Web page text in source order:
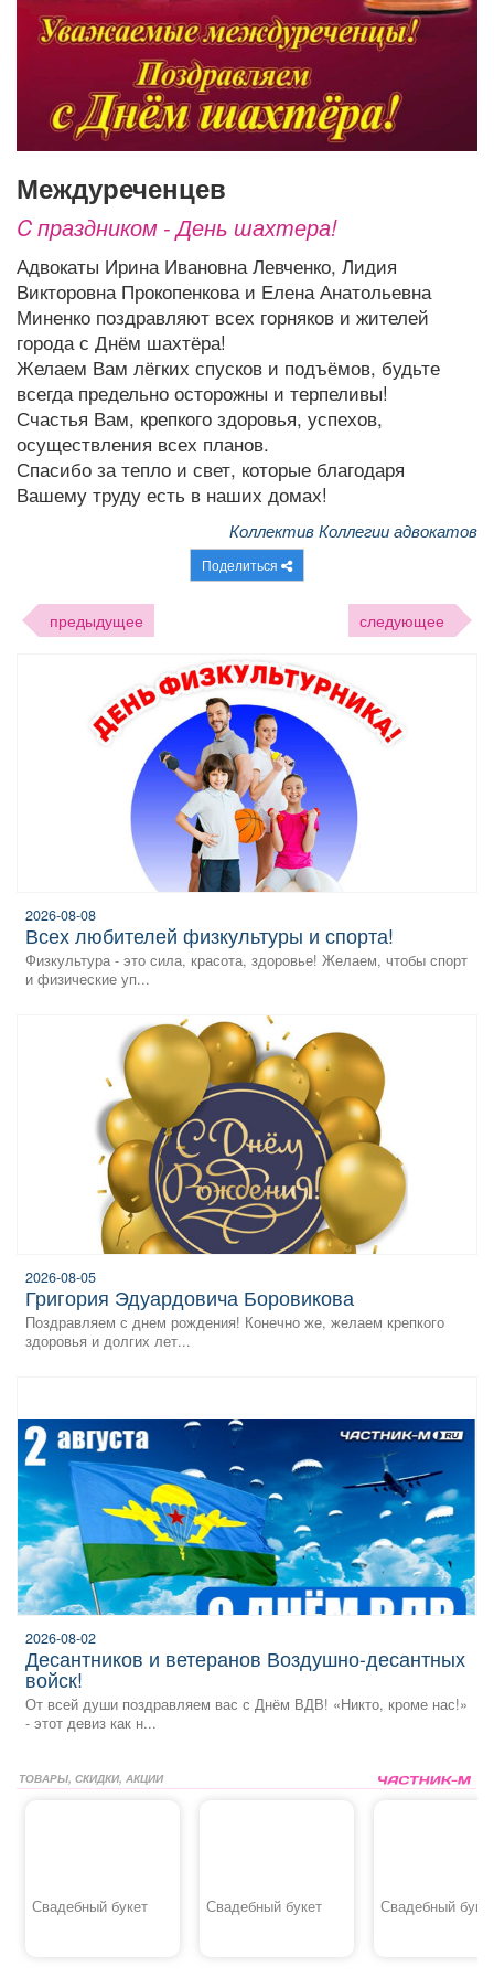
Афиша Проекты
Товары Поздравления Погода
ТВ программа Я - пенсионер
Междуреченцев
C праздником - День шахтера!
Адвокаты Ирина Ивановна Левченко, Лидия
Викторовна Прокопенкова и Елена Анатольевна
Миненко поздравляют всех горняков и жителей
города с Днём шахтёра!
Желаем Вам лёгких спусков и подъёмов, будьте
всегда предельно осторожны и терпеливы!
Счастья Вам, крепкого здоровья, успехов,
осуществления всех планов.
Спасибо за тепло и свет, которые благодаря
Вашему труду есть в наших домах!
Коллектив Коллегии адвокатов
Поделиться
следующее
предыдущее
2026-08-08
всех любителей физкультуры и спорта!
Физкультура - это сила, красота, здоровье! Желаем, чтобы спорт
и физические уп...
2026-08-05
Григория Эдуардовича Боровикова
Поздравляем с днем рождения! Конечно же, желаем крепкого
здоровья и долгих лет...
2026-08-02
десантников и ветеранов Воздушно‑десантных
войск!
От всей души поздравляем вас с Днём ВДВ! «Никто, кроме нас!»
- этот девиз как н...
ТОВАРЫ, СКИДКИ, АКЦИИ
Свадебный букет Свадебный букет Свадебный